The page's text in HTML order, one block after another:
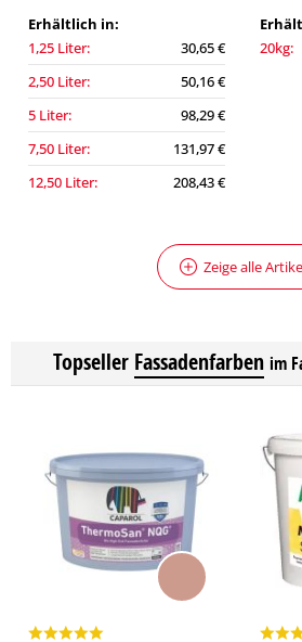
Erhältlich in:
1,25 Liter:
30,65 €
2,50 Liter:
50,16 €
5 Liter:
98,29 €
7,50 Liter:
131,97 €
12,50 Liter:
208,43 €
20kg:
Zeige alle
Topseller Fassadenfarben im